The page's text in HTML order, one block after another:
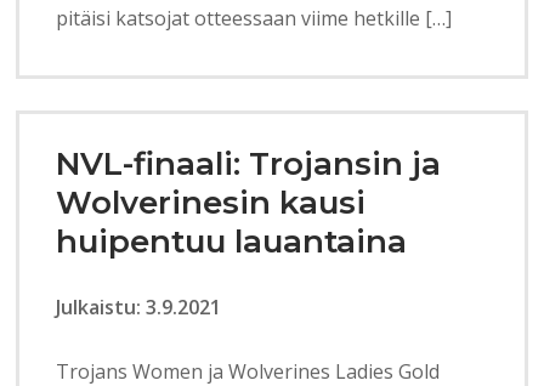
pitäisi katsojat otteessaan viime hetkille […]
NVL-finaali: Trojansin ja
Wolverinesin kausi
huipentuu lauantaina
Julkaistu: 3.9.2021
Trojans Women ja Wolverines Ladies Gold